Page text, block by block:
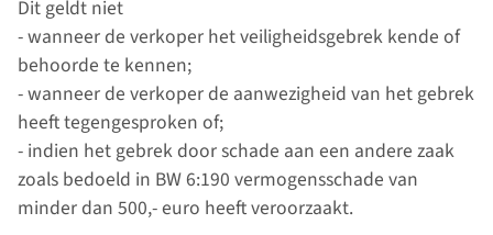
Dit geldt niet
- wanneer de verkoper het veiligheidsgebrek kende of
behoorde te kennen;
- wanneer de verkoper de aanwezigheid van het gebrek
heeft tegengesproken of;
- indien het gebrek door schade aan een andere zaak
zoals bedoeld in BW 6:190 vermogensschade van
minder dan 500,- euro heeft veroorzaakt.